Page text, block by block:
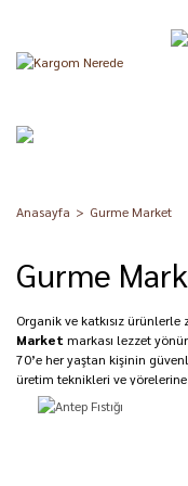
Anasayfa Gurme Market
Gurme
Organik ve katkısız
Market markası lezzet
70’e her yaştan kişinin
üretim teknikleri ve
Kimyasal içerikler, sentetik
kullanma tarihini uzatan